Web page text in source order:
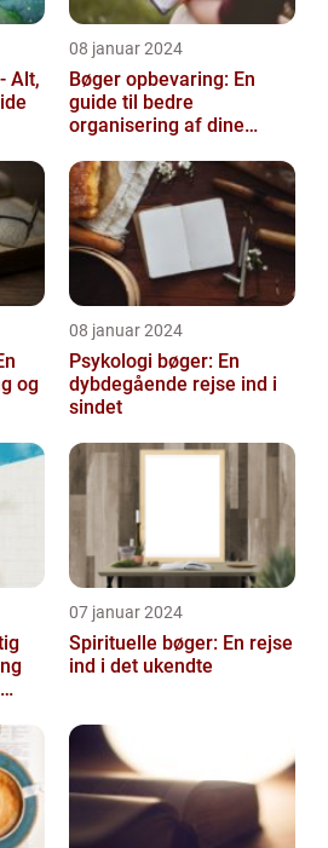
Alt,
08 januar 2024
Bøger opbevaring: En
guide til bedre
organisering af dine
og
08 januar 2024
Psykologi bøger: En
dybdegående rejse ind i
sindet
07 januar 2024
Spirituelle bøger: En rejse
ind i det ukendte